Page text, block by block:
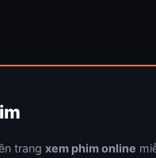
trang xem phim online